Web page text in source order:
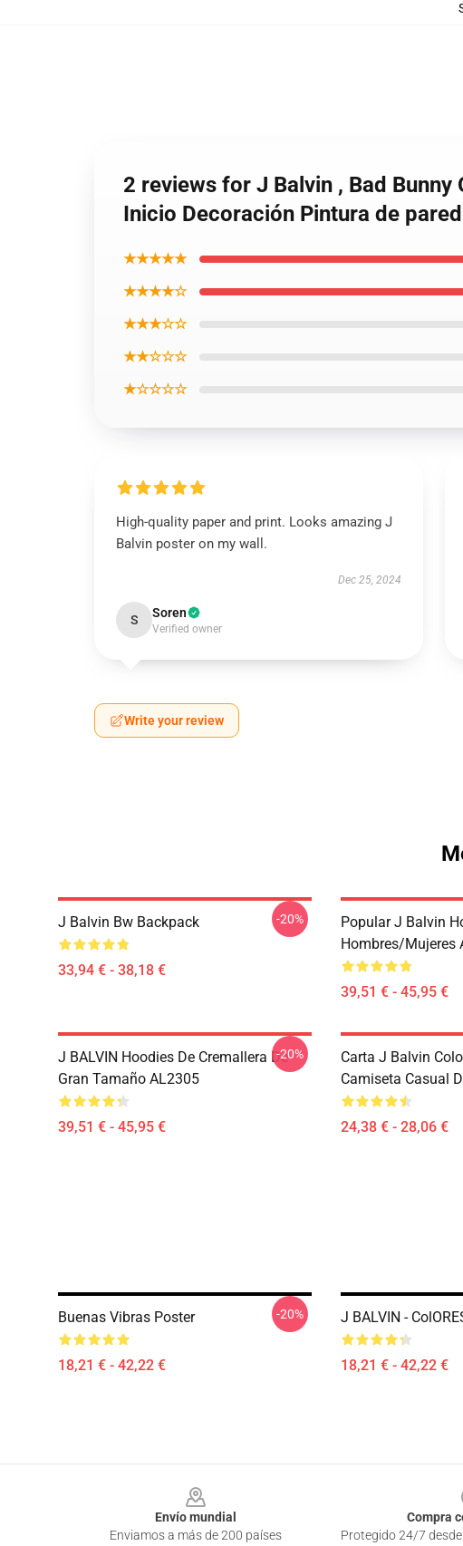
2 reviews for J Balvin , Bad
Inicio Decoración Pintura de
★★★★★
★★★★☆
★★★☆☆
★★☆☆☆
★☆☆☆☆
High-quality paper and print. Looks amazing J
Balvin poster on my wall.
Dec 25, 2024
S Soren
Verified owner
Write your review
J Balvin Bw Backpack
33,94 € - 38,18 €
-20%
Popular J Balvin
Hombres/mujeres
39,51 € - 45,95 €
J BALVIN Hoodies De Cremallera De
Gran Tamaño AL2305
39,51 € - 45,95 €
-20%
Carta J Balvin
Camiseta Casual
24,38 € - 28,06 €
Buenas Vibras Poster
18,21 € - 42,22 €
-20% J BALVIN -
18,21 € - 42,22 €
Envío mundial
Enviamos a más de 200 países
Compra
Protegido 24/7